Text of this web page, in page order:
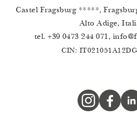
Castel Fragsburg *****,
Alto Adige,
tel.+39 0473 244 071, info@
CIN: